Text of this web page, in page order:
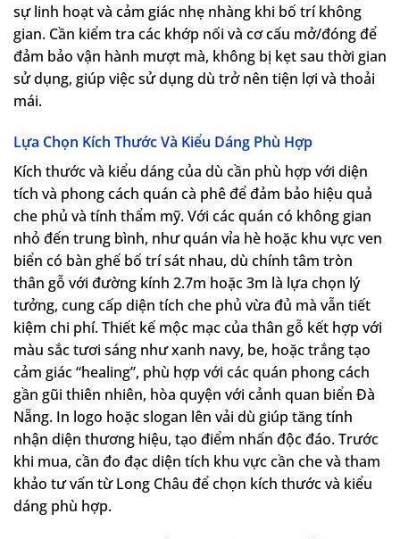
sự linh hoạt và cảm giác nhẹ nhàng khi bố trí không
gian. Cần kiểm tra các khớp nối và cơ cấu mở/đóng để
đảm bảo vận hành mượt mà, không bị kẹt sau thời gian
sử dụng, giúp việc sử dụng dù trở nên tiện lợi và thoải
mái.
Lựa Chọn Kích Thước Và Kiểu Dáng Phù Hợp
Kích thước và kiểu dáng của dù cần phù hợp với diện
tích và phong cách quán cà phê để đảm bảo hiệu quả
che phủ và tính thẩm mỹ. Với các quán có không gian
nhỏ đến trung bình, như quán vỉa hè hoặc khu vực ven
biển có bàn ghế bố trí sát nhau, dù chính tâm tròn
thân gỗ với đường kính 2.7m hoặc 3m là lựa chọn lý
tưởng, cung cấp diện tích che phủ vừa đủ mà vẫn tiết
kiệm chi phí. Thiết kế mộc mạc của thân gỗ kết hợp với
màu sắc tươi sáng như xanh navy, be, hoặc trắng tạo
cảm giác “healing”, phù hợp với các quán phong cách
gần gũi thiên nhiên, hòa quyện với cảnh quan biển Đà
Nẵng. In logo hoặc slogan lên vải dù giúp tăng tính
nhận diện thương hiệu, tạo điểm nhấn độc đáo. Trước
khi mua, cần đo đạc diện tích khu vực cần che và tham
khảo tư vấn từ Long Châu để chọn kích thước và kiểu
dáng phù hợp.